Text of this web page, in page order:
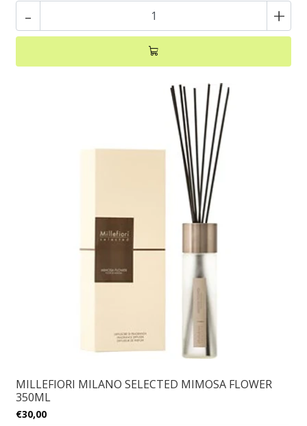
- +
MILLEFIORI MILANO SELECTED MIMOSA FLOWER
350ML
€30,00